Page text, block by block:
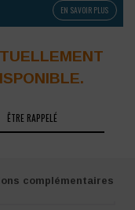
EN SAVOIR PLUS
ÊTRE RAPPELÉ
complémentaires